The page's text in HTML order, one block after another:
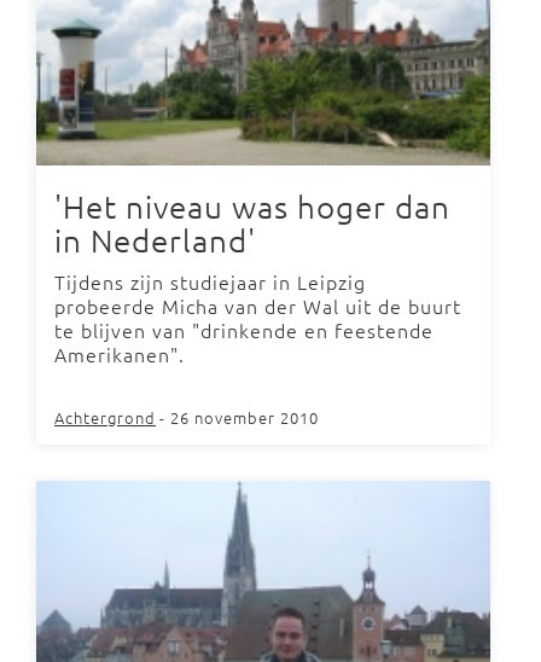
'Het niveau was hoger dan
in Nederland'
Tijdens zijn studiejaar in Leipzig
probeerde Micha van der Wal uit de buurt
te blijven van "drinkende en feestende
Amerikanen".
Achtergrond - 26 november 2010